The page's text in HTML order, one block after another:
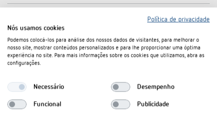
(PEP/EPD)
Environmental Profile (PEP/EPD)
Ficha técnica PDF
thePrema S360 Slave E UP GR (1,2
BIM data
app web
Política de privacidade
Nós usamos cookies
Podemos colocá-los para análise dos nossos dados de visitantes, para melhorar o
nosso site, mostrar conteúdos personalizados e para lhe proporcionar uma óptima
experiência no site. Para mais informações sobre os cookies que utilizamos, abra as
configurações.
Necessário Desempenho
Funcional Publicidade